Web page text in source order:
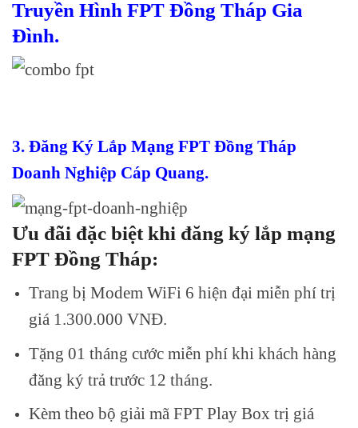
Truyền Hình FPT Đồng Tháp Gia
Đình.
3. Đăng Ký Lắp Mạng FPT Đồng Tháp
Doanh Nghiệp Cáp Quang.
Ưu đãi đặc biệt khi đăng ký lắp mạng
FPT Đồng Tháp:
Trang bị Modem WiFi 6 hiện đại miễn phí trị
giá 1.300.000 VNĐ.
Tặng 01 tháng cước miễn phí khi khách hàng
đăng ký trả trước 12 tháng.
Kèm theo bộ giải mã FPT Play Box trị giá